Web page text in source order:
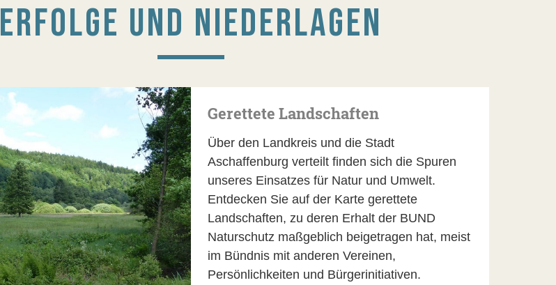
ERFOLGE UND NIEDERLAGEN
Gerettete Landschaften
Über den Landkreis und die Stadt
Aschaffenburg verteilt finden sich die Spuren
unseres Einsatzes für Natur und Umwelt.
Entdecken Sie auf der Karte gerettete
Landschaften, zu deren Erhalt der BUND
Naturschutz maßgeblich beigetragen hat, meist
im Bündnis mit anderen Vereinen,
Persönlichkeiten und Bürgerinitiativen.